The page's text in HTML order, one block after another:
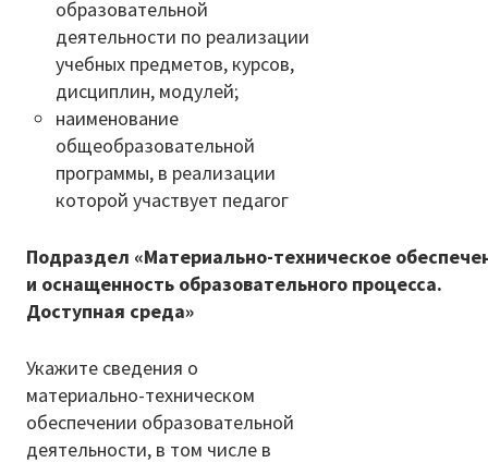
образовательной
деятельности по реализации
учебных предметов, курсов,
дисциплин, модулей;
наименование
общеобразовательной
программы, в реализации
которой участвует педагог
Подраздел «Материально-техническое
и оснащенность образовательного процесса.
Доступная среда»
Укажите сведения о
материально-техническом
обеспечении образовательной
деятельности, в том числе в